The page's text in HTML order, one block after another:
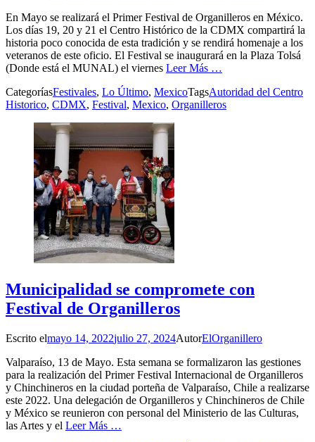
En Mayo se realizará el Primer Festival de Organilleros en México.
Los días 19, 20 y 21 el Centro Histórico de la CDMX compartirá la
historia poco conocida de esta tradición y se rendirá homenaje a los
veteranos de este oficio. El Festival se inaugurará en la Plaza Tolsá
(Donde está el MUNAL) el viernes Leer Más …
CategoríasFestivales, Lo Último, MexicoTagsAutoridad del Centro
Historico, CDMX, Festival, Mexico, Organilleros
Municipalidad se compromete con
Festival de Organilleros
Escrito elmayo 14, 2022julio 27, 2024AutorElOrganillero
Valparaíso, 13 de Mayo. Esta semana se formalizaron las gestiones
para la realización del Primer Festival Internacional de Organilleros
y Chinchineros en la ciudad porteña de Valparaíso, Chile a realizarse
este 2022. Una delegación de Organilleros y Chinchineros de Chile
y México se reunieron con personal del Ministerio de las Culturas,
las Artes y el Leer Más …